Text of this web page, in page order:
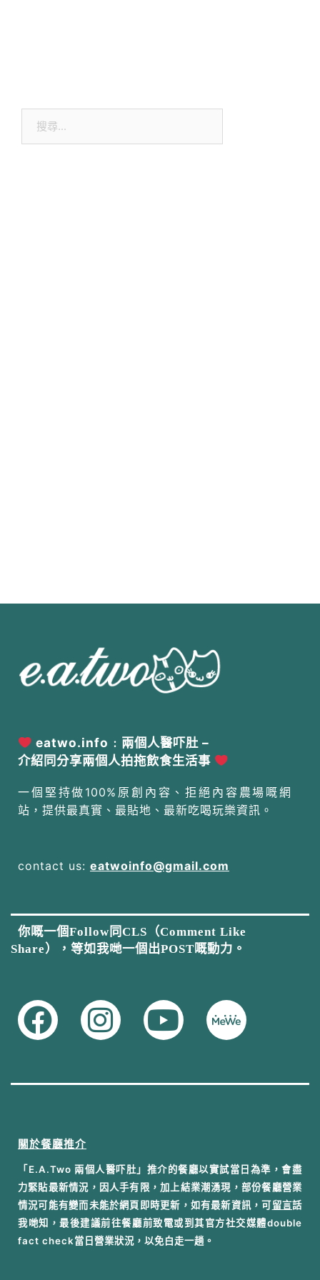
eatwo.info﹕兩個人醫吓肚 –
介紹同分享兩個人拍拖飲食生活事
一個堅持做100%原創內容、拒絕內容農場嘅網
站，提供最真實、最貼地、最新吃喝玩樂資訊。
contact us: eatwoinfo@gmail.com
你嘅一個Follow同CLS（Comment Like
Share），等如我哋一個出POST嘅動力。
關於餐廳推介
「E.A.Two 兩個人醫吓肚」推介的餐廳以實試當日為準，會盡
力緊貼最新情況，因人手有限，加上結業潮湧現，部份餐廳營業
情況可能有變而未能於網頁即時更新，如有最新資訊，可留言話
我哋知，最後建議前往餐廳前致電或到其官方社交媒體double
fact check當日營業狀況，以免白走一趟。